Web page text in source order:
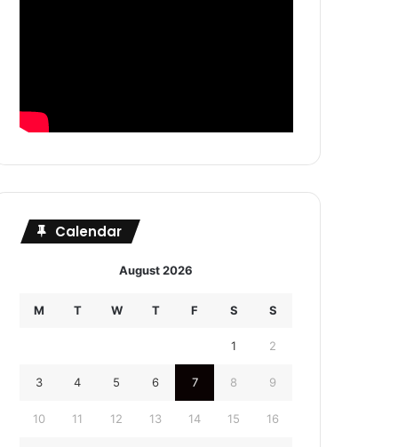
Calendar
August 2026
M T W T F S S
1 2
3 4 5 6 7 8 9
10 11 12 13 14 15 16